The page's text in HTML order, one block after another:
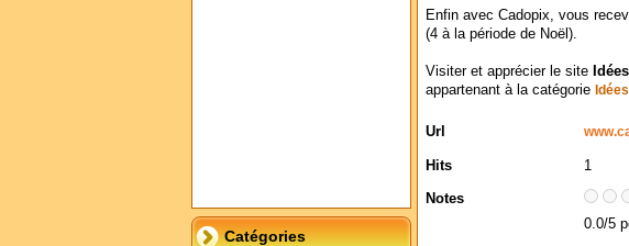
Catégories
Enfin avec Cadopix, vous
(4 à la période de Noël).
Visiter et apprécier le site
appartenant à la catégorie
Url
Hits
1
Notes
0.0/5